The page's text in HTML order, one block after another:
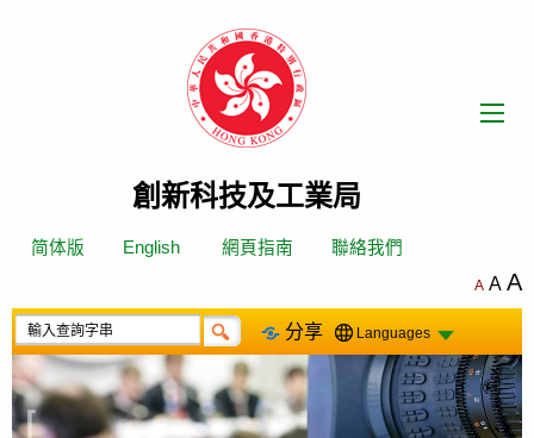
創新科技及工業局
简体版 English 網頁指南 聯絡我們
A A A
分享 Languages